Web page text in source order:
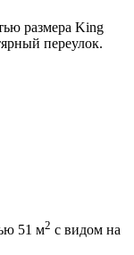
размера King
переулок.
51 м2 с видом на